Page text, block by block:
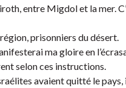
entre Migdol et la mer.
prisonniers du désert.
ma gloire en
selon ces instructions.
avaient quitté le